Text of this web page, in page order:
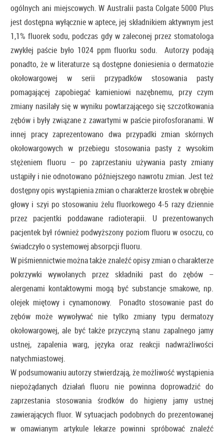
ogólnych ani miejscowych. W Australii pasta Colgate 5000 Plus
jest dostępna wyłącznie w aptece, jej składnikiem aktywnym jest
1,1% fluorek sodu, podczas gdy w zaleconej przez stomatologa
zwykłej paście było 1024 ppm fluorku sodu. Autorzy podają
ponadto, że w literaturze są dostępne doniesienia o dermatozie
okołowargowej w serii przypadków stosowania pasty
pomagającej zapobiegać kamieniowi nazębnemu, przy czym
zmiany nasilały się w wyniku powtarzającego się szczotkowania
zębów i były związane z zawartymi w paście pirofosforanami. W
innej pracy zaprezentowano dwa przypadki zmian skórnych
okołowargowych w przebiegu stosowania pasty z wysokim
stężeniem fluoru – po zaprzestaniu używania pasty zmiany
ustąpiły i nie odnotowano późniejszego nawrotu zmian. Jest też
dostępny opis wystąpienia zmian o charakterze krostek w obrębie
głowy i szyi po stosowaniu żelu fluorkowego 4-5 razy dziennie
przez pacjentki poddawane radioterapii. U prezentowanych
pacjentek był również podwyższony poziom fluoru w osoczu, co
świadczyło o systemowej absorpcji fluoru.
W piśmiennictwie można także znaleźć opisy zmian o charakterze
pokrzywki wywołanych przez składniki past do zębów –
alergenami kontaktowymi mogą być substancje smakowe, np.
olejek miętowy i cynamonowy. Ponadto stosowanie past do
zębów może wywoływać nie tylko zmiany typu dermatozy
okołowargowej, ale być także przyczyną stanu zapalnego jamy
ustnej, zapalenia warg, języka oraz reakcji nadwrażliwości
natychmiastowej.
W podsumowaniu autorzy stwierdzają, że możliwość wystąpienia
niepożądanych działań fluoru nie powinna doprowadzić do
zaprzestania stosowania środków do higieny jamy ustnej
zawierających fluor. W sytuacjach podobnych do prezentowanej
w omawianym artykule lekarze powinni spróbować znaleźć